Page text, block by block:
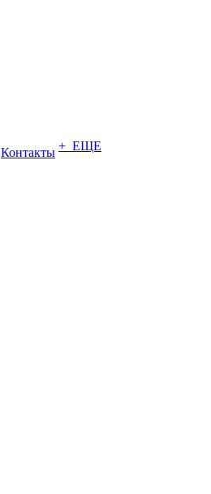
Контакты + ЕЩЕ